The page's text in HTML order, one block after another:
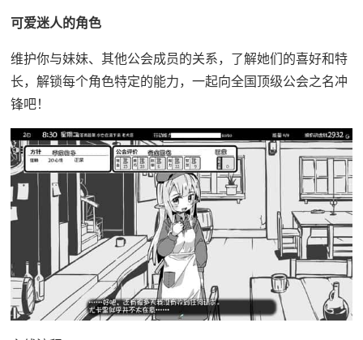
可爱迷人的角色
维护你与妹妹、其他公会成员的关系，了解她们的喜好和特
长，解锁每个角色特定的能力，一起向全国顶级公会之名冲
锋吧！